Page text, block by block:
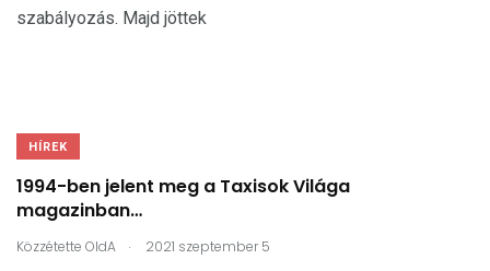
szabályozás. Majd jöttek
HÍREK
1994-ben jelent meg a Taxisok Világa
magazinban…
Közzétette OldA . 2021 szeptember 5